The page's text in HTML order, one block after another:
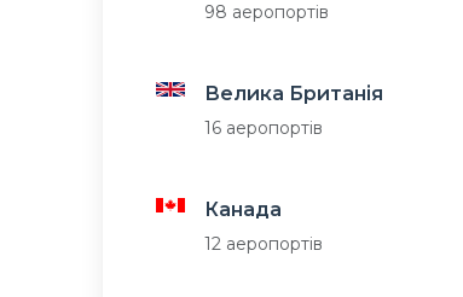
98 аеропортів
Велика Британія
16 аеропортів
Канада
12 аеропортів